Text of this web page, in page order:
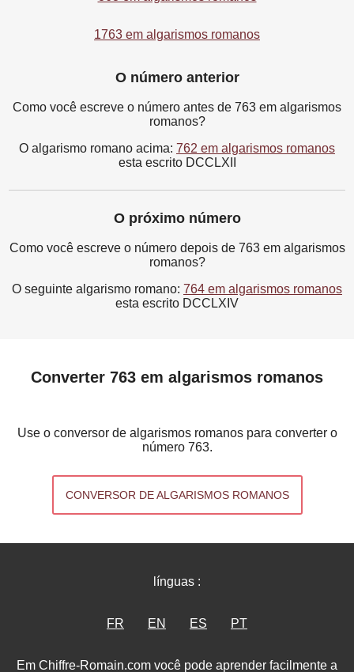
1763 em algarismos romanos
O número anterior
Como você escreve o número antes de 763 em algarismos
romanos?
O algarismo romano acima: 762 em algarismos romanos
esta escrito DCCLXII
O próximo número
Como você escreve o número depois de 763 em algarismos
romanos?
O seguinte algarismo romano: 764 em algarismos romanos
esta escrito DCCLXIV
Converter 763 em algarismos romanos
Use o conversor de algarismos romanos para converter o
número 763.
CONVERSOR DE ALGARISMOS ROMANOS
línguas :
FR EN ES PT
Em Chiffre-Romain.com você pode aprender facilmente a